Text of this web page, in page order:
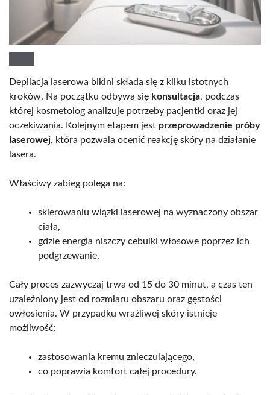
Depilacja laserowa bikini składa się z kilku istotnych
kroków. Na początku odbywa się konsultacja, podczas
której kosmetolog analizuje potrzeby pacjentki oraz jej
oczekiwania. Kolejnym etapem jest przeprowadzenie próby
laserowej, która pozwala ocenić reakcję skóry na działanie
lasera.
Właściwy zabieg polega na:
skierowaniu wiązki laserowej na wyznaczony obszar
ciała,
gdzie energia niszczy cebulki włosowe poprzez ich
podgrzewanie.
Cały proces zazwyczaj trwa od 15 do 30 minut, a czas ten
uzależniony jest od rozmiaru obszaru oraz gęstości
owłosienia. W przypadku wrażliwej skóry istnieje
możliwość:
zastosowania kremu znieczulającego,
co poprawia komfort całej procedury.